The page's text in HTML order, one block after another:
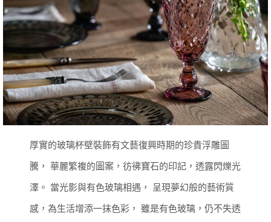
厚實的玻璃杯壁裝飾有文藝復興時期的珍貴浮雕圖
騰， 華麗繁複的圖案，彷彿寶石的印記，透露閃爍光
澤。 當光影與有色玻璃相遇， 呈現夢幻般的藝術質
感，為生活增添一抹色彩， 雖是有色玻璃，仍不失透